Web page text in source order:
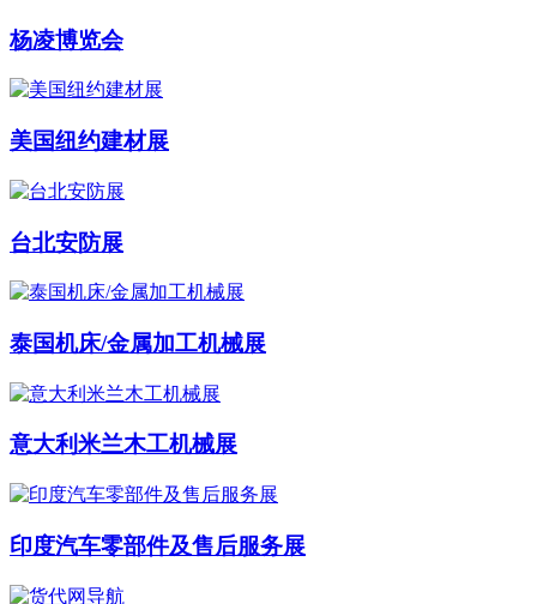
杨凌博览会
美国纽约建材展
台北安防展
泰国机床/金属加工机械展
意大利米兰木工机械展
印度汽车零部件及售后服务展